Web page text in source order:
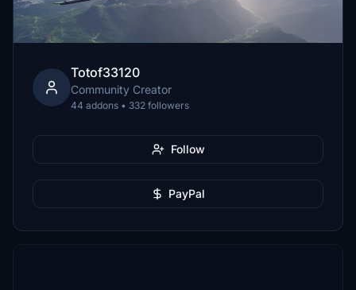
Totof33120
Community Creator
44 addons • 332 followers
Follow
PayPal